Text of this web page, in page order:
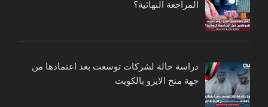
المراجعة النهائية؟
دراسة حالة لشركات توسعت بعد اعتمادها من
جهة منح الايزو بالكويت